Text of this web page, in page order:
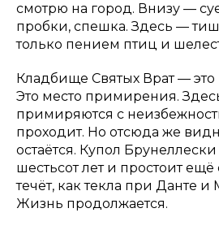
смотрю на город. Внизу —
пробки, спешка. Здесь —
только пением птиц и
Кладбище Святых Врат — это
Это место примирения.
примиряются с
проходит. Но отсюда же
остаётся. Купол Брунеллески
шестьсот лет и простоит
течёт, как текла при Данте
Жизнь продолжается.